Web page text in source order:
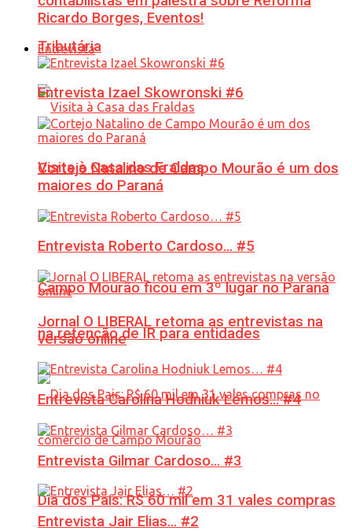
Tributária
Visita à Casa das Fraldas
Campo Mourão ficou em 3º lugar no Paraná
na retenção de IR para entidades
Dia dos Pais: R$ 60 mil em 31 vales compras
Ricardo Borges, Eventos!
Entrevista
Entrevista Izael Skowronski #6
Cortejo Natalino de Campo Mourão é um dos
maiores do Paraná
Entrevista Roberto Cardoso… #5
Jornal O LIBERAL retoma as entrevistas na
versão online
Entrevista Carolina Hodniuk Lemos… #4
Entrevista Gilmar Cardoso… #3
Entrevista Jair Elias… #2